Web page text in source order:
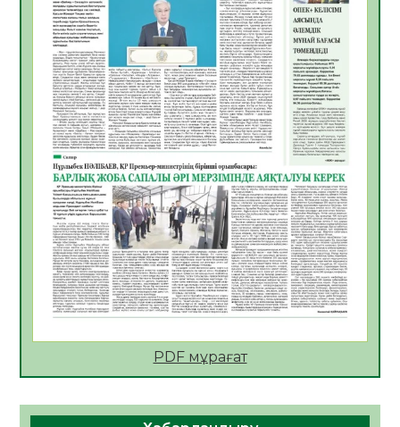
Көкжөтел ауруы туралы
06.08.2026
30
АПВ вакцинасы туралы мәлімет
06.08.2026
31
Open Air: Қызылорда облысы полиция
департаменті 20 мыңнан астам
көрерменнің қауіпсіздігін қамтамасыз етті
06.08.2026
41
ҚЫЗЫЛОРДАДА «САНАЛЫ ҰРПАҚ –
ЖАРҚЫН БОЛАШАҚ» АТТЫ КЕҢЕЙТІЛГЕН
МӘЖІЛІС ӨТТІ
05.08.2026
43
Қазақстан Орталық Азиядағы көшуге ең
азаматтың міндеті
PDF мұрағат